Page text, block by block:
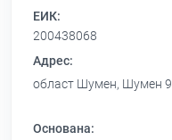
ЕИК:
200438068
Адрес:
област Шумен, Шумен
Основана: